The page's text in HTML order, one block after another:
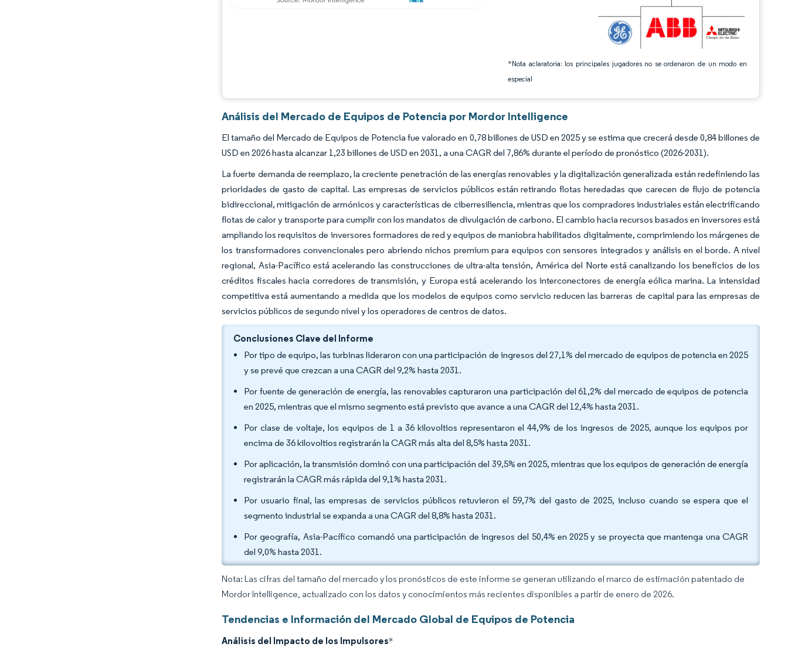
*Nota aclaratoria: los principales jugadores no se ordenaron de un modo en
especial
Análisis del Mercado de Equipos de Potencia por Mordor Intelligence
El tamaño del Mercado de Equipos de Potencia fue valorado en 0,78 billones de USD en 2025 y se estima que crecerá desde 0,84 billones de
USD en 2026 hasta alcanzar 1,23 billones de USD en 2031, a una CAGR del 7,86% durante el período de pronóstico (2026-2031).
La fuerte demanda de reemplazo, la creciente penetración de las energías renovables y la digitalización generalizada están redefiniendo las
prioridades de gasto de capital. Las empresas de servicios públicos están retirando flotas heredadas que carecen de flujo de potencia
bidireccional, mitigación de armónicos y características de ciberresiliencia, mientras que los compradores industriales están electrificando
flotas de calor y transporte para cumplir con los mandatos de divulgación de carbono. El cambio hacia recursos basados en inversores está
ampliando los requisitos de inversores formadores de red y equipos de maniobra habilitados digitalmente, comprimiendo los márgenes de
los transformadores convencionales pero abriendo nichos premium para equipos con sensores integrados y análisis en el borde. A nivel
regional, Asia-Pacífico está acelerando las construcciones de ultra-alta tensión, América del Norte está canalizando los beneficios de los
créditos fiscales hacia corredores de transmisión, y Europa está acelerando los interconectores de energía eólica marina. La intensidad
competitiva está aumentando a medida que los modelos de equipos como servicio reducen las barreras de capital para las empresas de
servicios públicos de segundo nivel y los operadores de centros de datos.
Conclusiones Clave del Informe
Por tipo de equipo, las turbinas lideraron con una participación de ingresos del 27,1% del mercado de equipos de potencia en 2025
y se prevé que crezcan a una CAGR del 9,2% hasta 2031.
Por fuente de generación de energía, las renovables capturaron una participación del 61,2% del mercado de equipos de potencia
en 2025, mientras que el mismo segmento está previsto que avance a una CAGR del 12,4% hasta 2031.
Por clase de voltaje, los equipos de 1 a 36 kilovoltios representaron el 44,9% de los ingresos de 2025, aunque los equipos por
encima de 36 kilovoltios registrarán la CAGR más alta del 8,5% hasta 2031.
Por aplicación, la transmisión dominó con una participación del 39,5% en 2025, mientras que los equipos de generación de energía
registrarán la CAGR más rápida del 9,1% hasta 2031.
Por usuario final, las empresas de servicios públicos retuvieron el 59,7% del gasto de 2025, incluso cuando se espera que el
segmento industrial se expanda a una CAGR del 8,8% hasta 2031.
Por geografía, Asia-Pacífico comandó una participación de ingresos del 50,4% en 2025 y se proyecta que mantenga una CAGR
del 9,0% hasta 2031.
Nota: Las cifras del tamaño del mercado y los pronósticos de este informe se generan utilizando el marco de estimación patentado de
Mordor Intelligence, actualizado con los datos y conocimientos más recientes disponibles a partir de enero de 2026.
Tendencias e Información del Mercado Global de Equipos de Potencia
Análisis del Impacto de los Impulsores*